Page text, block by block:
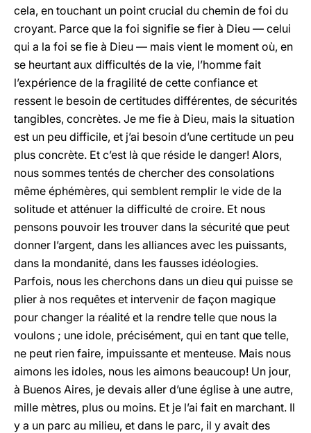
cela, en touchant un point crucial du chemin de foi du
croyant. Parce que la foi signifie se fier à Dieu — celui
qui a la foi se fie à Dieu — mais vient le moment où, en
se heurtant aux difficultés de la vie, l’homme fait
l’expérience de la fragilité de cette confiance et
ressent le besoin de certitudes différentes, de sécurités
tangibles, concrètes. Je me fie à Dieu, mais la situation
est un peu difficile, et j’ai besoin d’une certitude un peu
plus concrète. Et c’est là que réside le danger! Alors,
nous sommes tentés de chercher des consolations
même éphémères, qui semblent remplir le vide de la
solitude et atténuer la difficulté de croire. Et nous
pensons pouvoir les trouver dans la sécurité que peut
donner l’argent, dans les alliances avec les puissants,
dans la mondanité, dans les fausses idéologies.
Parfois, nous les cherchons dans un dieu qui puisse se
plier à nos requêtes et intervenir de façon magique
pour changer la réalité et la rendre telle que nous la
voulons ; une idole, précisément, qui en tant que telle,
ne peut rien faire, impuissante et menteuse. Mais nous
aimons les idoles, nous les aimons beaucoup! Un jour,
à Buenos Aires, je devais aller d’une église à une autre,
mille mètres, plus ou moins. Et je l’ai fait en marchant. Il
y a un parc au milieu, et dans le parc, il y avait des